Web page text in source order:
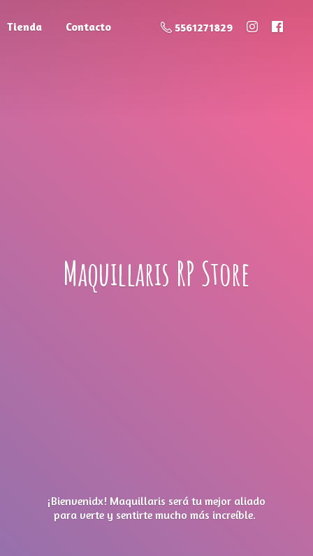
Tienda Contacto 5561271829
Maquillaris RP Store
¡Bienvenidx! Maquillaris será tu mejor aliado
para verte y sentirte mucho más increíble.